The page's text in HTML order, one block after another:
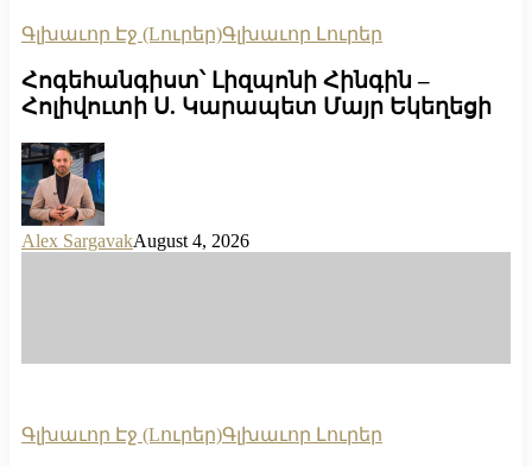
Գլխաւոր Էջ (Lուրեր)Գլխաւոր Լուրեր
Հոգեհանգիստ՝ Լիզպոնի Հինգին –
Հոլիվուտի Ս. Կարապետ Մայր Եկեղեցի
Alex SargavakAugust 4, 2026
Գլխաւոր Էջ (Lուրեր)Գլխաւոր Լուրեր